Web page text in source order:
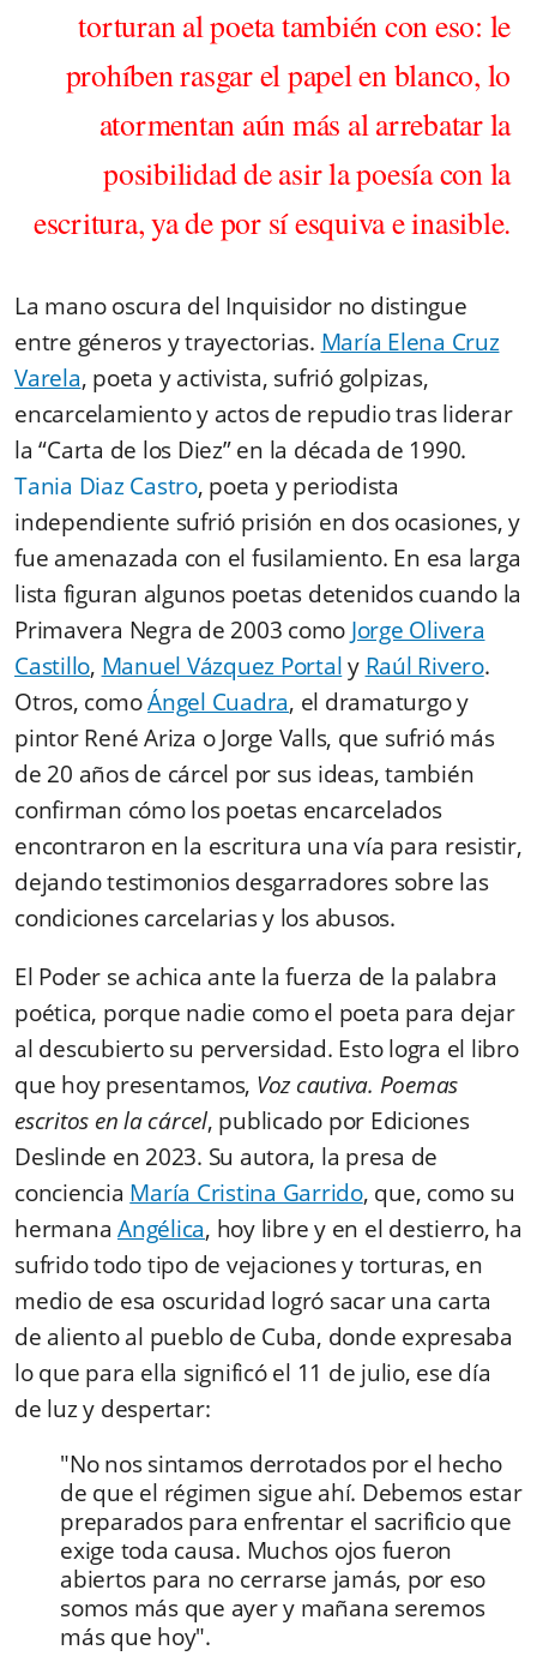
torturan al poeta también con eso: le
prohíben rasgar el papel en blanco, lo
atormentan aún más al arrebatar la
posibilidad de asir la poesía con la
escritura, ya de por sí esquiva e inasible.
La mano oscura del Inquisidor no distingue
entre géneros y trayectorias. María Elena Cruz
Varela, poeta y activista, sufrió golpizas,
encarcelamiento y actos de repudio tras liderar
la “Carta de los Diez” en la década de 1990.
Tania Diaz Castro, poeta y periodista
independiente sufrió prisión en dos ocasiones, y
fue amenazada con el fusilamiento. En esa larga
lista figuran algunos poetas detenidos cuando la
Primavera Negra de 2003 como Jorge Olivera
Castillo, Manuel Vázquez Portaly Raúl Rivero.
Otros, comoÁngel Cuadra, el dramaturgo y
pintor René Ariza o Jorge Valls, que sufrió más
de 20 años de cárcel por sus ideas, también
confirman cómo los poetas encarcelados
encontraron en la escritura una vía para resistir,
dejando testimonios desgarradores sobre las
condiciones carcelarias y los abusos.
El Poder se achica ante la fuerza de la palabra
poética, porque nadie como el poeta para dejar
al descubierto su perversidad. Esto logra el libro
que hoy presentamos, Voz cautiva. Poemas
escritos en la cárcel, publicado por Ediciones
Deslinde en 2023. Su autora, la presa de
conciencia María Cristina Garrido, que, como su
hermana Angélica, hoy libre y en el destierro, ha
sufrido todo tipo de vejaciones y torturas, en
medio de esa oscuridad logró sacar una carta
de aliento al pueblo de Cuba, donde expresaba
lo que para ella significó el 11 de julio, ese día
de luz y despertar:
"No nos sintamos derrotados por el hecho
de que el régimen sigue ahí. Debemos estar
preparados para enfrentar el sacrificio que
exige toda causa. Muchos ojos fueron
abiertos para no cerrarse jamás, por eso
somos más que ayer y mañana seremos
más que hoy".